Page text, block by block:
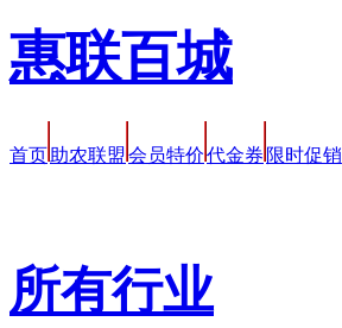
惠联百城
首页 助农联盟会员特价代金券 限时促销
所有行业